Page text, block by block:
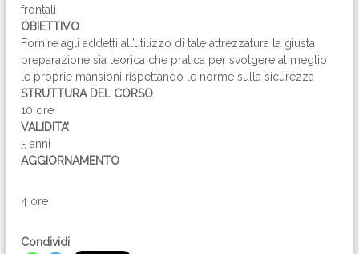
frontali
OBIETTIVO
Fornire agli addetti all’utilizzo di tale attrezzatura la giusta
preparazione sia teorica che pratica per svolgere al meglio
le proprie mansioni rispettando le norme sulla sicurezza
STRUTTURA DEL CORSO
10 ore
VALIDITA’
5 anni
AGGIORNAMENTO
4 ore
Condividi